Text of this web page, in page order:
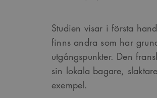
Studien visar i första
finns andra som har
utgångspunkter. Den
sin lokala bagare,
exempel.